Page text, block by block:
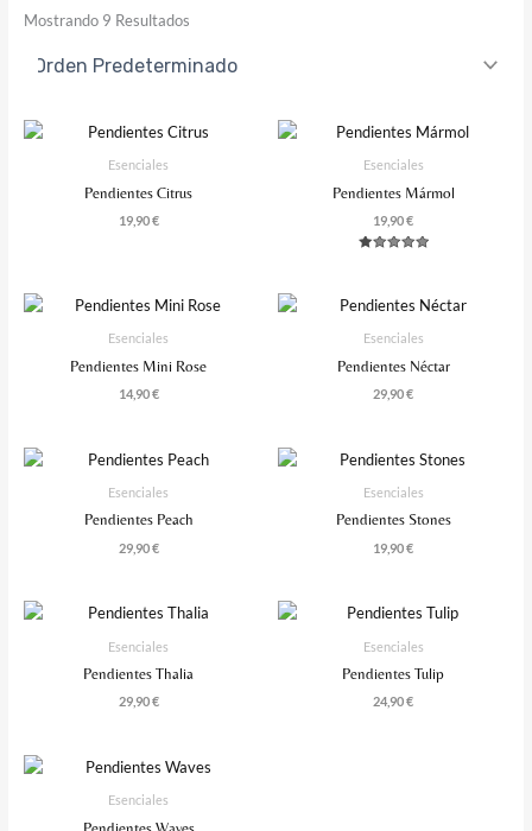
Mostrando 9 Resultados
Esenciales
Pendientes Citrus
19,90€
Esenciales
Pendientes Mármol
19,90€
Esenciales
Pendientes Mini Rose
14,90€
Esenciales
Pendientes Néctar
29,90€
Esenciales
Pendientes Peach
29,90€
Esenciales
Pendientes Stones
19,90€
Esenciales
Pendientes Thalia
29,90€
Esenciales
Pendientes Tulip
24,90€
Esenciales